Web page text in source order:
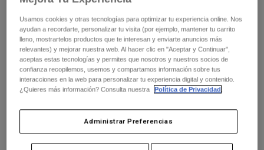
Pantalones largos
Pantalones cortos
Chaquetas y chalecos
Guantes
Protecciones
Pantalones
Guantes
Chaquetas
Camisas
Ver todo
Mujer
Camisetas y tops
Sudaderas
Gafas de Protección
Calcetines
Ver todo
Cascos
Usamos cookies y otras tecnologías para optimizar tu experiencia online. Nos
ayudan a recordarte, personalizar tu visita (por ejemplo, mantener tu carrito
lleno, mostrartelos productos que te interesan y enviarte anuncios más
relevantes) y mejorar nuestra web. Al hacer clic en "Aceptar y Continuar",
aceptas estas tecnologías y permites que nosotros y nuestros socios de
confianza recopilemos, usemos y compartamos información sobre tus
interacciones en la web para personalizar tu experiencia digital y contenido.
¿Quieres más información? Consulta nuestra
Política de Privacidad.
Administrar Preferencias